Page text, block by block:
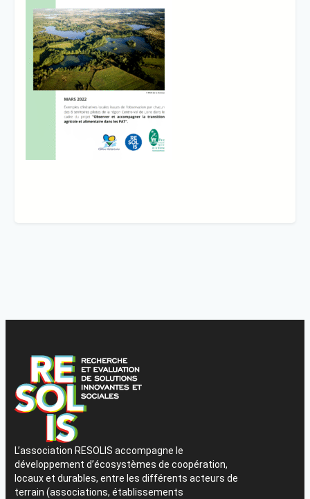
L’association RESOLIS accompagne le
développement d’écosystèmes de coopération,
locaux et durables, entre les différents acteurs de
terrain (associations, établissements